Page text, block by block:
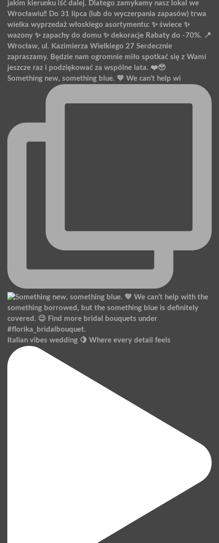
Something new, something blue. 💙 We can’t help wi
Italian vibes wedding 🍋 Where every detail feels